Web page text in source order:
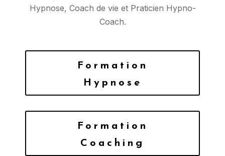
Hypnose, Coach de vie et Praticien Hypno-
Coach.
Formation
Hypnose
Formation
Coaching